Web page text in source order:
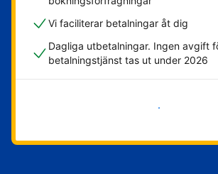
Vi faciliterar betalningar åt dig
Dagliga utbetalningar. Ingen avgift
betalningstjänst tas ut under 2026
Kom igång nu